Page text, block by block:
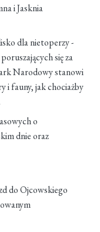
i Jasknia
dla nietoperzy -
się za
Narodowy stanowi
i fauny, jak chociażby
o
dnie oraz
do Ojcowskiego